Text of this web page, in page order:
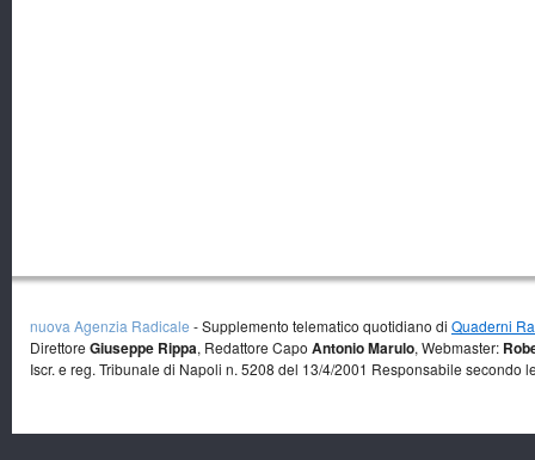
nuova Agenzia Radicale - Supplemento telematico quotidiano di Quaderni
Direttore Giuseppe Rippa, Redattore Capo Antonio Marulo, Webmaster:
Iscr. e reg. Tribunale di Napoli n. 5208 del 13/4/2001 Responsabile secondo